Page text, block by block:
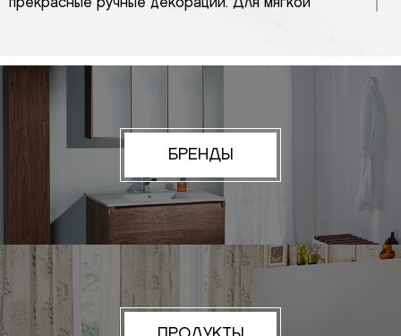
прекрасные ручные декорации. Для мягкой
элитный декорированный текстиль: жаккарды с
серебром атласные, шелковые, гобеленовые
ткани; велюр, бархат. На протяжении всех лет
такие изделия, как изготовленные вручную
виниры, специальные отделки, шинуазри и многое
БРЕНДЫ